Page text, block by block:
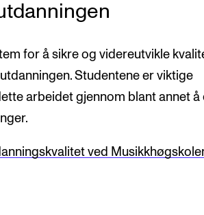
for å sikre og videreutvikle
Studentene er viktige
arbeidet gjennom blant annet å
ved